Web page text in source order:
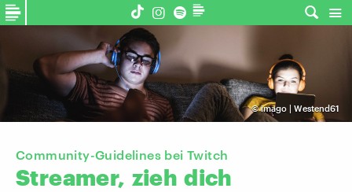
©imago | Westend61
Community-Guidelines bei Twitch
Streamer, zieh dich